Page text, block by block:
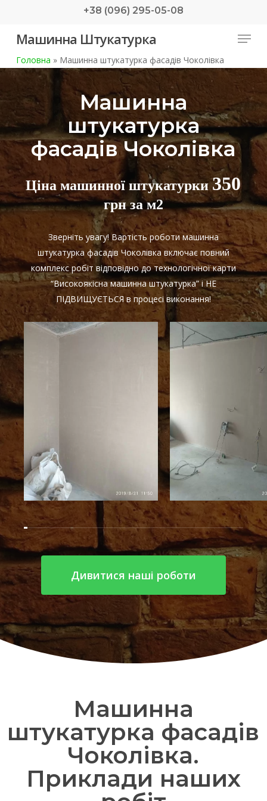
main
+38 (096) 295-05-08
Машинна Штукатурка Menu
Головна »Машинна штукатурка фасадів Чоколівка
Машинна
штукатурка
фасадів Чоколівка
Ціна машинної штукатурки350
грн за м2
Зверніть увагу! Вартість роботи машинна
штукатурка фасадів Чоколівка включає повний
комплекс робіт відповідно до технологічної карти
“Високоякісна машинна штукатурка” і НЕ
ПІДВИЩУЄТЬСЯ в процесі виконання!
Дивитися наші роботи
Машинна
штукатурка фасадів
Чоколівка.
Приклади наших